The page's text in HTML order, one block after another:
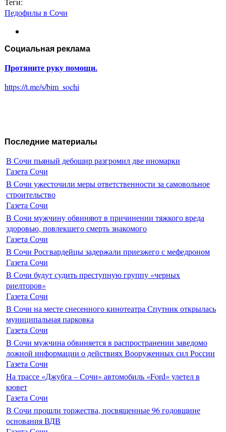
Педофилы в Сочи
Социальная реклама
Протяните руку помощи.
https://t.me/s/bim_sochi
Последние материалы
В Сочи пьяный дебошир разгромил две иномарки
Газета Сочи
В Сочи ужесточили меры ответственности за самовольное
строительство
Газета Сочи
В Сочи мужчину обвиняют в причинении тяжкого вреда
здоровью, повлекшего смерть знакомого
Газета Сочи
В Сочи Росгвардейцы задержали приезжего с мефедроном
Газета Сочи
В Сочи будут судить преступную группу «черных
риелторов»
Газета Сочи
В Сочи на месте снесенного кинотеатра Спутник открылась
муниципальная парковка
Газета Сочи
В Сочи мужчина обвиняется в распространении заведомо
ложной информации о действиях Вооруженных сил России
Газета Сочи
На трассе «Джубга – Сочи» автомобиль «Ford» улетел в
кювет
Газета Сочи
В Сочи прошли торжества, посвященные 96 годовщине
основания ВДВ